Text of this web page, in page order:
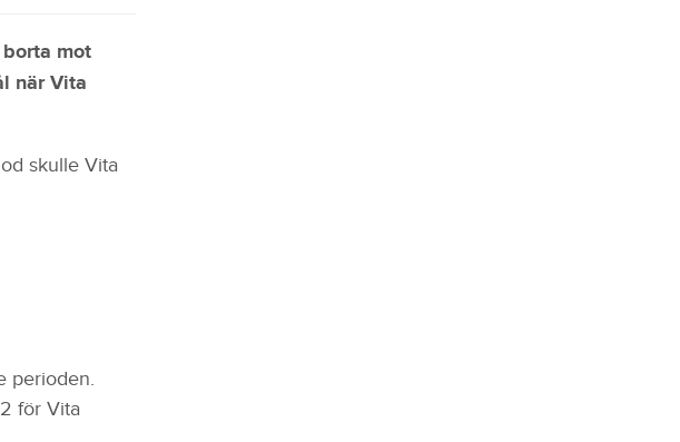
mot
när Vita
skulle Vita
perioden.
för Vita